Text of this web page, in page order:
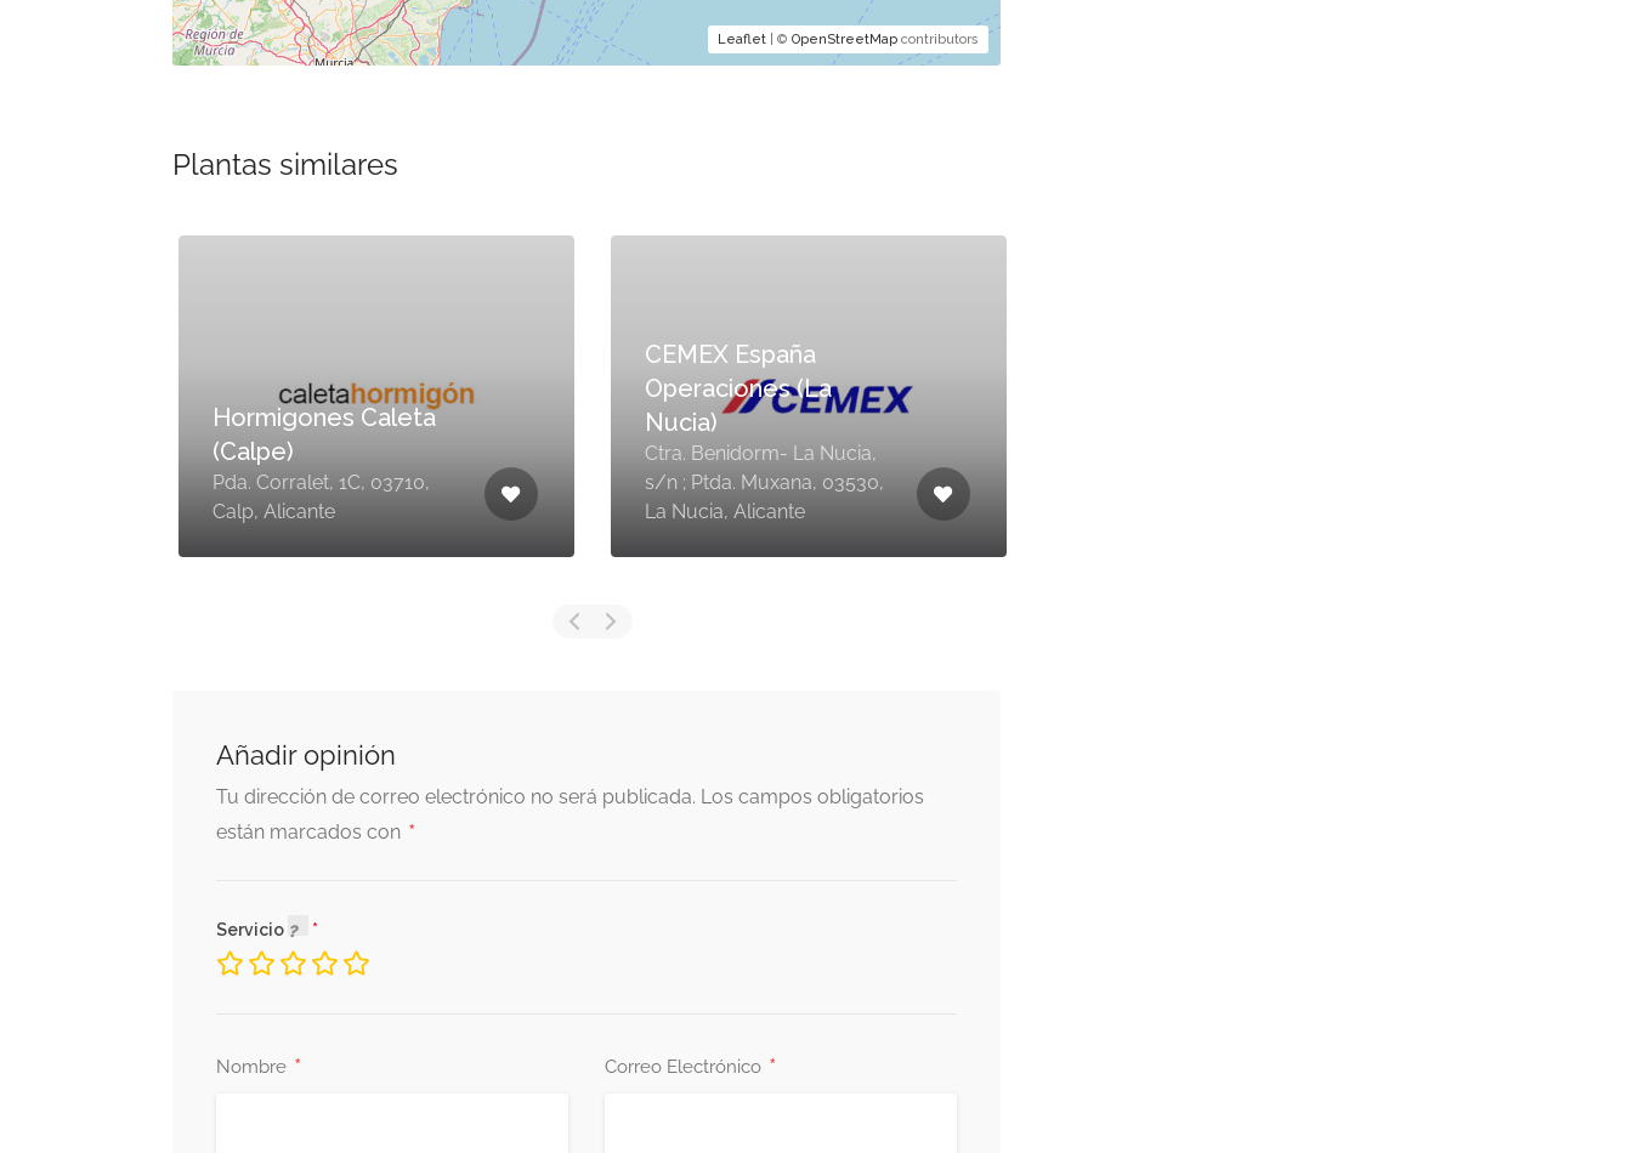
Leaflet| © OpenStreetMapcontributors
Plantas similares
Hormigones Caleta
(Calpe)
Pda. Corralet, 1C, 03710,
Calp, Alicante
CEMEX España
Operaciones (La
Nucia)
Ctra. Benidorm- La Nucia,
s/n ; Ptda. Muxana, 03530,
La Nucia, Alicante
Añadir opinión
Tu dirección de correo electrónico no será publicada. Los campos obligatorios
están marcados con *
Servicio
Nombre * Correo Electrónico *